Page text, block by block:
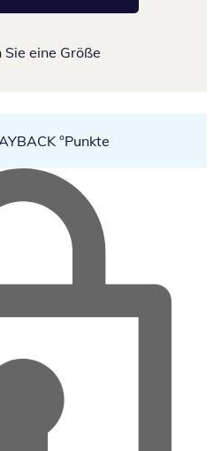
eine Größe
°Punkte